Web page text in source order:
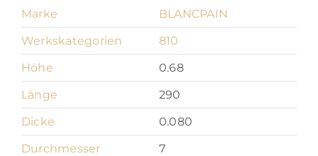
Marke
BLANCPAIN
Werkskategorien
810
Höhe
0.68
Länge
290
Dicke
0.080
Durchmesser
7